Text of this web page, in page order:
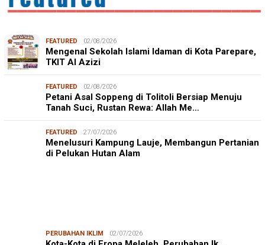
FEATURED 02/08/2026
Mengenal Sekolah Islami Idaman di Kota Parepare,
TKIT Al Azizi
FEATURED 02/08/2026
Petani Asal Soppeng di Tolitoli Bersiap Menuju
Tanah Suci, Rustan Rewa: Allah Me…
FEATURED 27/07/2026
Menelusuri Kampung Lauje, Membangun Pertanian
di Pelukan Hutan Alam
PERUBAHAN IKLIM 02/07/2026